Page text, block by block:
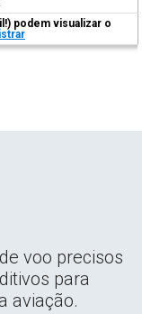
podem visualizar o
voo precisos
para
aviação.